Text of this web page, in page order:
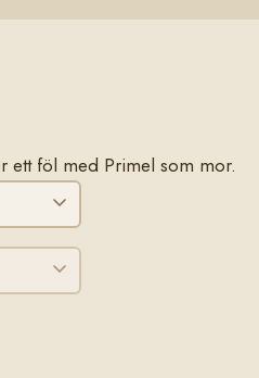
ett föl med Primel som mor.